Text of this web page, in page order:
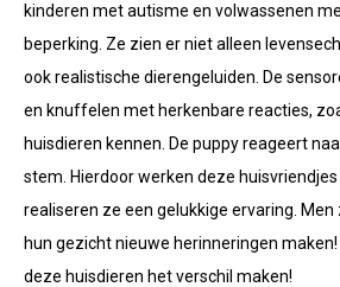
kinderen met autisme en volwassenen
beperking. Ze zien er niet alleen
ook realistische dierengeluiden. De
en knuffelen met herkenbare reacties,
huisdieren kennen. De puppy reageert
stem. Hierdoor werken deze
realiseren ze een gelukkige ervaring. Men
hun gezicht nieuwe herinneringen
deze huisdieren het verschil maken!